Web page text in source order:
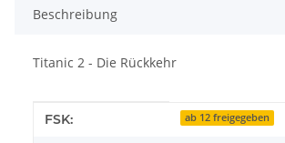
Beschreibung
Titanic 2 - Die Rückkehr
Produkteigenschaft
Wert
FSK: ab 12 freigegeben